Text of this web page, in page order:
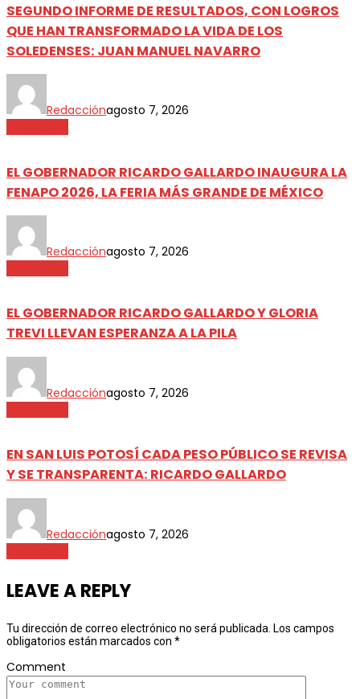
SEGUNDO INFORME DE RESULTADOS, CON LOGROS
QUE HAN TRANSFORMADO LA VIDA DE LOS
SOLEDENSES: JUAN MANUEL NAVARRO
Redacciónagosto 7, 2026
EL GOBERNADOR RICARDO GALLARDO INAUGURA LA
FENAPO 2026, LA FERIA MÁS GRANDE DE MÉXICO
Redacciónagosto 7, 2026
EL GOBERNADOR RICARDO GALLARDO Y GLORIA
TREVI LLEVAN ESPERANZA A LA PILA
Redacciónagosto 7, 2026
EN SAN LUIS POTOSÍ CADA PESO PÚBLICO SE REVISA
Y SE TRANSPARENTA: RICARDO GALLARDO
Redacciónagosto 7, 2026
LEAVE A REPLY
Tu dirección de correo electrónico no será publicada. Los campos
obligatorios están marcados con *
Comment